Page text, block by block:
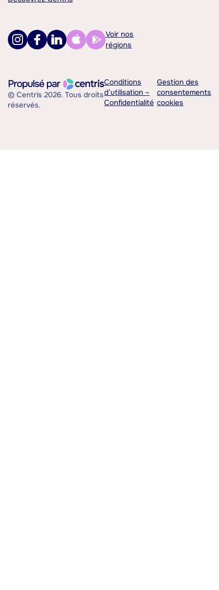
Voir nos
régions
© Centris 2026. Tous droits
réservés.
Conditions
d’utilisation –
Confidentialité
Gestion des
consentements
cookies